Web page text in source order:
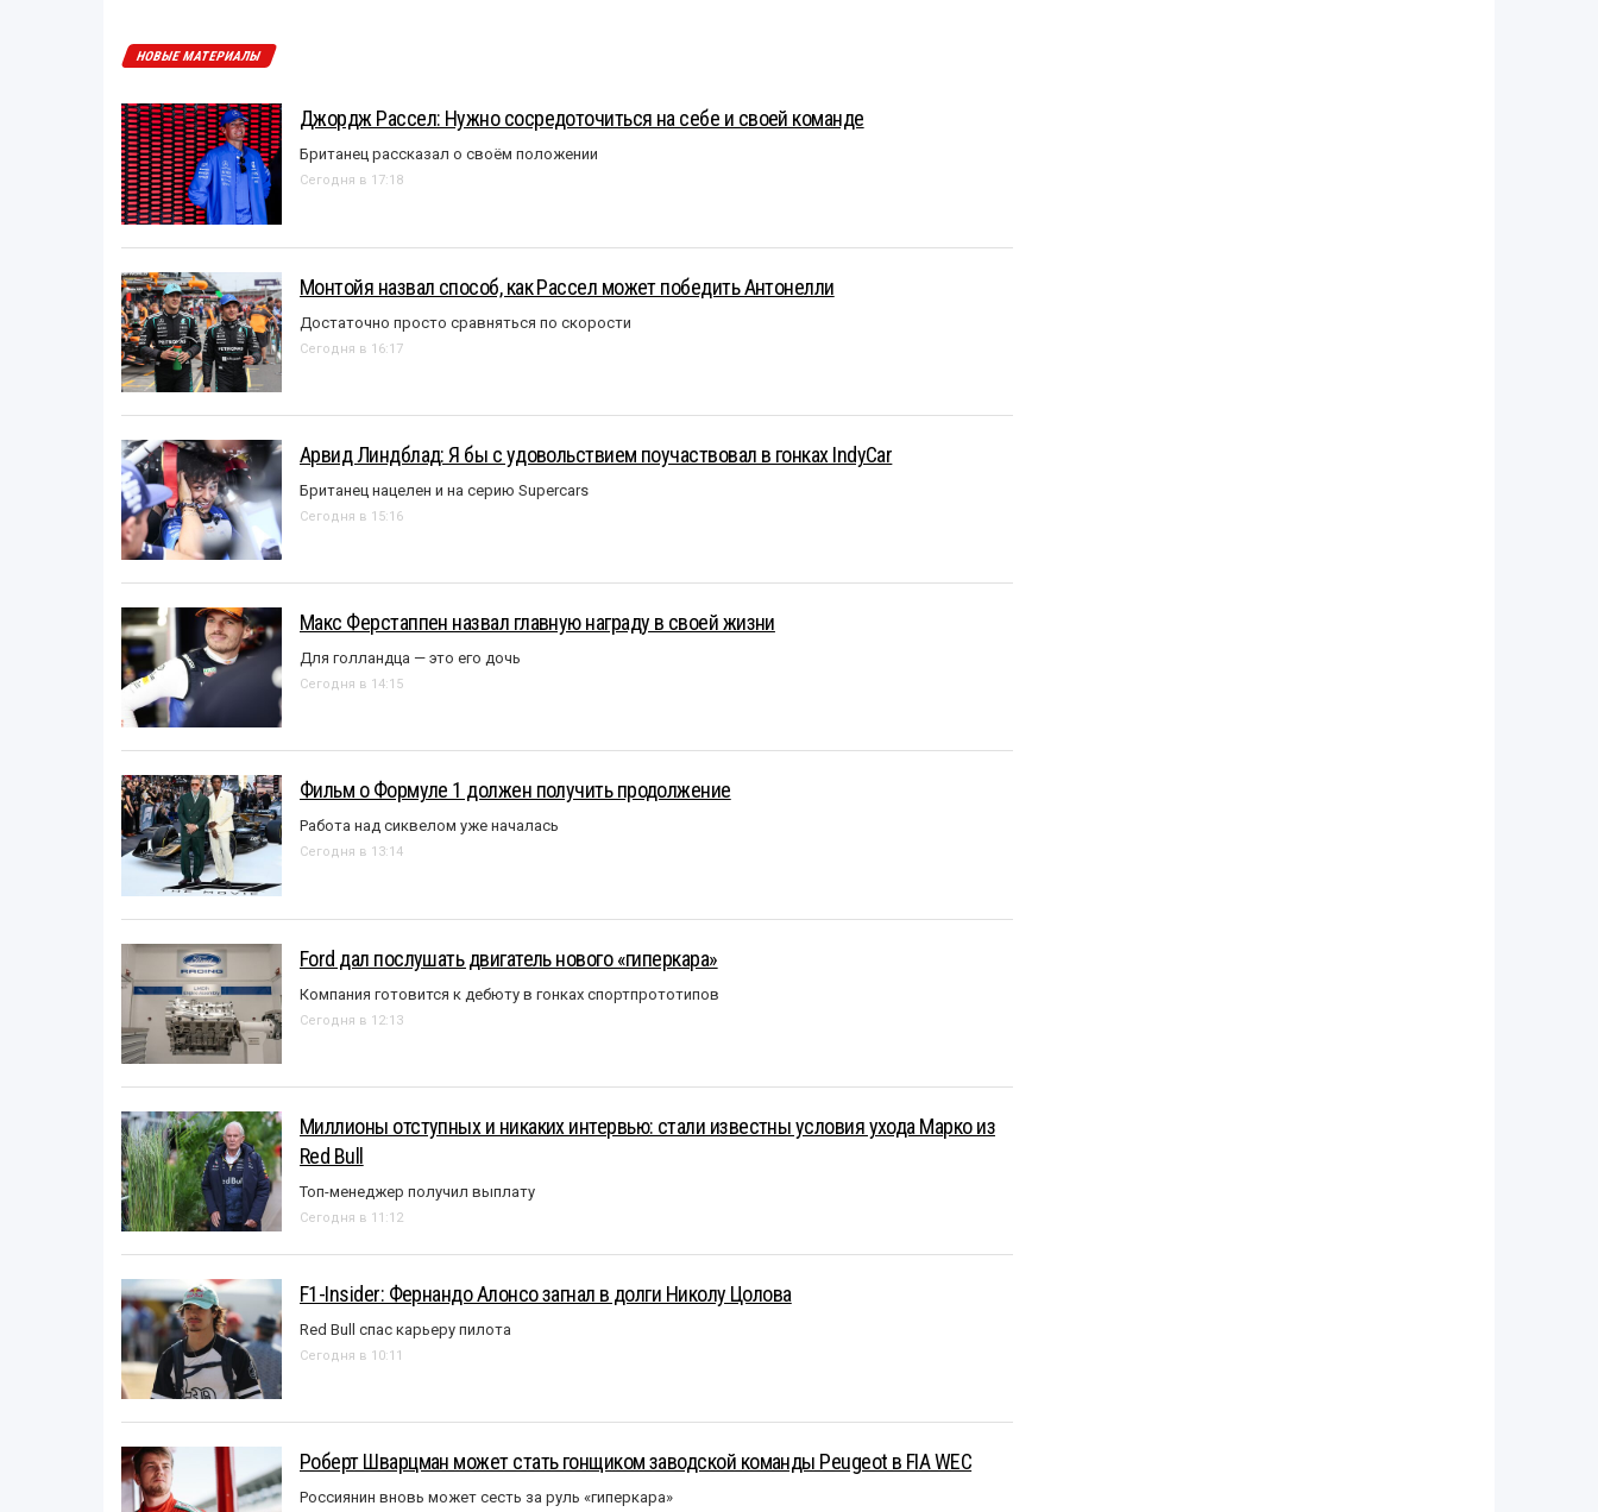
НОВЫЕ МАТЕРИАЛЫ
Джордж Рассел: Нужно сосредоточиться на себе и своей команде
Британец рассказал о своём положении
Сегодня в 17:18
Монтойя назвал способ, как Рассел может победить Антонелли
Достаточно просто сравняться по скорости
Сегодня в 16:17
Арвид Линдблад: Я бы с удовольствием поучаствовал в гонках IndyCar
Британец нацелен и на серию Supercars
Сегодня в 15:16
Макс Ферстаппен назвал главную награду в своей жизни
Для голландца — это его дочь
Сегодня в 14:15
Фильм о Формуле 1 должен получить продолжение
Работа над сиквелом уже началась
Сегодня в 13:14
Ford дал послушать двигатель нового «гиперкара»
Компания готовится к дебюту в гонках спортпрототипов
Сегодня в 12:13
Миллионы отступных и никаких интервью: стали известны условия ухода Марко из
Red Bull
Топ-менеджер получил выплату
Сегодня в 11:12
F1-Insider: Фернандо Алонсо загнал в долги Николу Цолова
Red Bull спас карьеру пилота
Сегодня в 10:11
Роберт Шварцман может стать гонщиком заводской команды Peugeot в FIA WEC
Россиянин вновь может сесть за руль «гиперкара»